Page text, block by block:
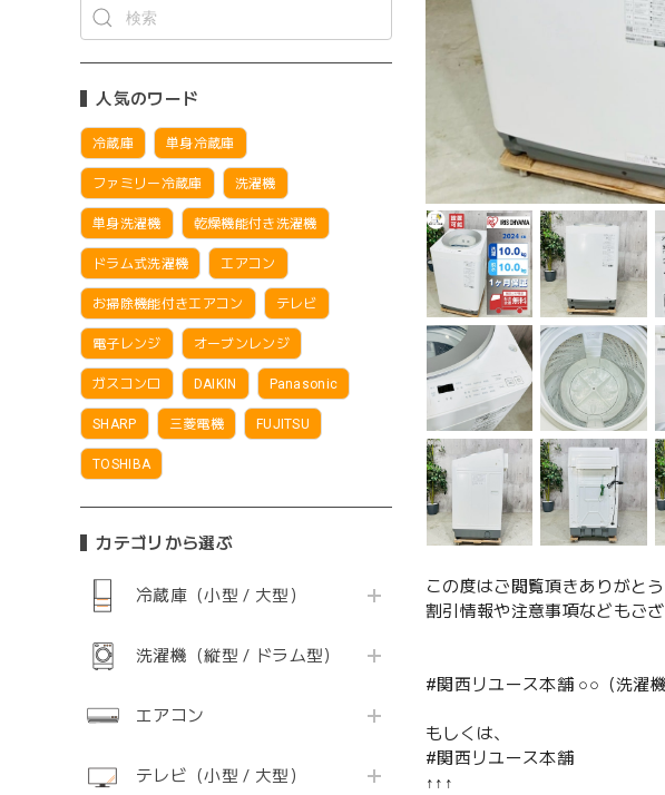
人気のワード
冷蔵庫 単身冷蔵庫
ファミリー冷蔵庫 洗濯機
単身洗濯機 乾燥機能付き洗濯機
ドラム式洗濯機 エアコン
お掃除機能付きエアコン テレビ
電子レンジ オーブンレンジ
ガスコンロ DAIKIN Panasonic
SHARP 三菱電機 FUJITSU
TOSHIBA
カテゴリから選ぶ
冷蔵庫（小型 / 大型）
洗濯機（縦型 / ドラム型）
エアコン
テレビ（小型 / 大型）
この度はご閲覧頂きありがと
割引情報や注意事項などもご
#関西リユース本舗 ○○（洗濯
もしくは、
#関西リユース本舗
↑↑↑